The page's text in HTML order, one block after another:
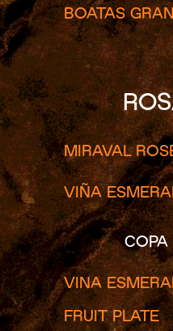
BOATAS
COPA
FRUIT PLATE
VINA
VIÑA
MIRAVAL